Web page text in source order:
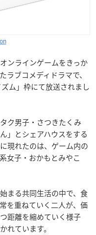
ンラインゲームをきっか
ラブコメディドラマで、
ム」枠にて放送されまし
ク男子・さつきたくみ
」とシェアハウスをする
現れたのは、ゲーム内の
女子・おかもとみやこ
まる共同生活の中で、食
を重ねていく二人が、価
距離を縮めていく様子
れています。